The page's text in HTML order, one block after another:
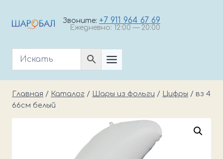
Звоните: +7 911 964 67 69
Ежедневно: 12:00 — 20:00
Главная / Каталог / Шары из фольги / Цифры / вз 4
66см белый